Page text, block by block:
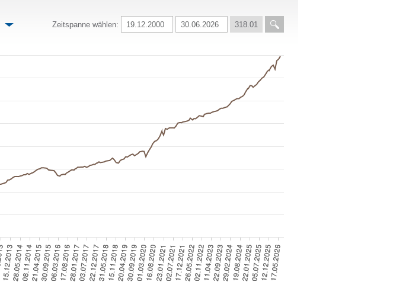
Zeitspanne wählen: 318.01